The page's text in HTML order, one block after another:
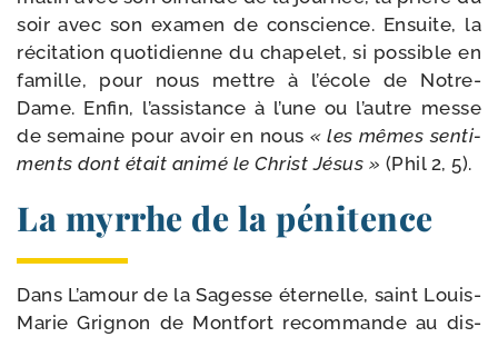
soir avec son exa­men de conscience. Ensuite, la
réci­ta­tion quo­ti­dienne du cha­pe­let, si pos­sible en
famille, pour nous mettre à l’école de Notre-​
Dame. Enfin, l’assistance à l’une ou l’autre messe
de semaine pour avoir en nous « les mêmes sen­ti­
ments dont était ani­mé le Christ Jésus » (Phil 2, 5).
La myrrhe de la pénitence
Dans L’amour de la Sagesse éter­nelle, saint Louis-​
Marie Grignon de Montfort recom­mande au dis­